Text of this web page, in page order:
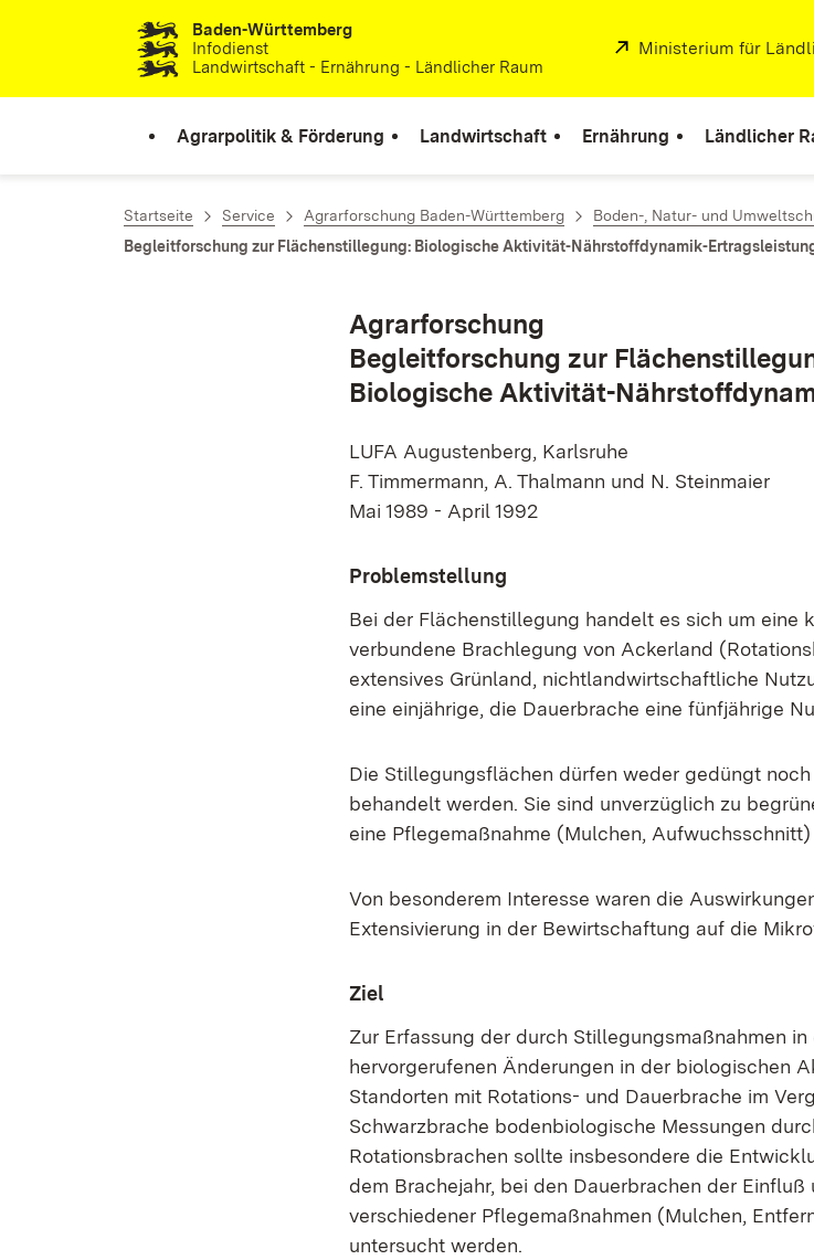
Zum Inhalt springenBaden-Württemberg
Infodienst
Landwirtschaft - Ernährung - Ländlicher Raum
Extern:
Ministerium für
Agrarpolitik & Förderung Landwirtschaft Ernährung Ländlicher
Startseite Service Agrarforschung Baden-Württemberg
Boden-, Natur- und
Begleitforschung zur Flächenstillegung: Biologische Aktivität-Nährstoffdynamik-
Agrarforschung
Begleitforschung zur
Biologische Aktivität-
LUFA Augustenberg, Karlsruhe
F. Timmermann, A. Thalmann und N.
Mai 1989 - April 1992
Problemstellung
Bei der Flächenstillegung handelt es sich um eine
verbundene Brachlegung von Ackerland
extensives Grünland, nichtlandwirtschaftliche
eine einjährige, die Dauerbrache eine fünfjährige
Die Stillegungsflächen dürfen weder gedüngt
behandelt werden. Sie sind unverzüglich zu
eine Pflegemaßnahme (Mulchen, Aufwuchsschnitt)
Von besonderem Interesse waren die
Extensivierung in der Bewirtschaftung auf die
Ziel
Zur Erfassung der durch Stillegungsmaßnahmen
hervorgerufenen Änderungen in der biologischen
Standorten mit Rotations- und Dauerbrache im
Schwarzbrache bodenbiologische Messungen
Rotationsbrachen sollte insbesondere die
dem Brachejahr, bei den Dauerbrachen der
verschiedener Pflegemaßnahmen (Mulchen,
untersucht werden.